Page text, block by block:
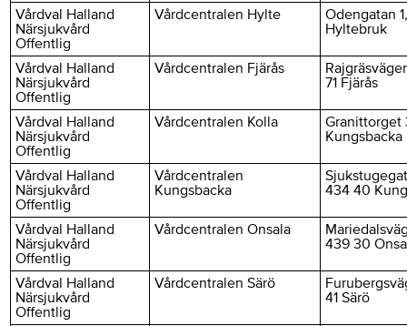
Vårdval Halland
Närsjukvård
Offentlig
Vårdcentralen Hylte
Odengatan
Hyltebruk
Vårdval Halland
Närsjukvård
Offentlig
Vårdcentralen Fjärås
71 Fjärås
Vårdval Halland
Närsjukvård
Offentlig
Vårdcentralen Kolla
Granittorget
Kungsbacka
Vårdval Halland
Närsjukvård
Offentlig
Vårdcentralen
Kungsbacka
434 40
Vårdval Halland
Närsjukvård
Offentlig
Vårdcentralen Onsala
439 30
Vårdval Halland
Närsjukvård
Offentlig
Vårdcentralen Särö
41 Särö